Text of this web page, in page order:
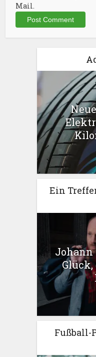
Mail.
Ein
Johann
Glück,
Fußball-